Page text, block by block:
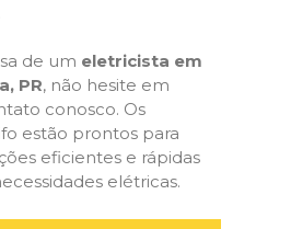
de um eletricista em
PR, não hesite em
conosco. Os
estão prontos para
eficientes e rápidas
elétricas.